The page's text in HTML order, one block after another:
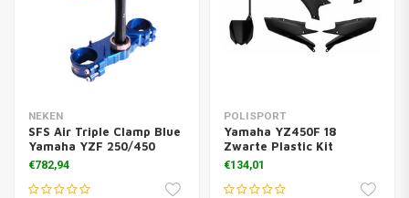
NEKEN
SFS Air Triple Clamp Blue
Yamaha YZF 250/450
€782,94
POLISPORT
Yamaha YZ450F 18
Zwarte Plastic Kit
€134,01